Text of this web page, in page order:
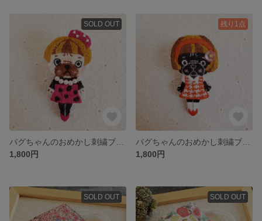
SOLD OUT
1,800円
残り1点
1,800円
SOLD OUT SOLD OUT